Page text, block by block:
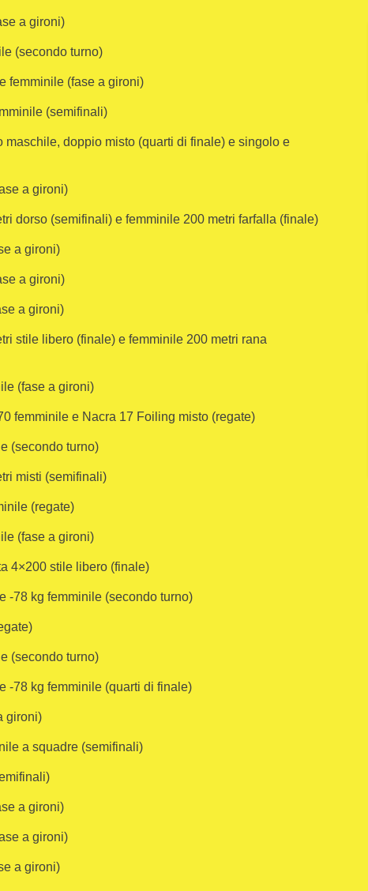
a gironi)
(secondo turno)
femminile (fase a gironi)
(semifinali)
maschile, doppio misto (quarti di finale) e singolo e
a gironi)
dorso (semifinali) e femminile 200 metri farfalla (finale)
a gironi)
a gironi)
a gironi)
stile libero (finale) e femminile 200 metri rana
(fase a gironi)
femminile e Nacra 17 Foiling misto (regate)
(secondo turno)
misti (semifinali)
(regate)
(fase a gironi)
4×200 stile libero (finale)
-78 kg femminile (secondo turno)
(secondo turno)
-78 kg femminile (quarti di finale)
gironi)
a squadre (semifinali)
a gironi)
a gironi)
a gironi)